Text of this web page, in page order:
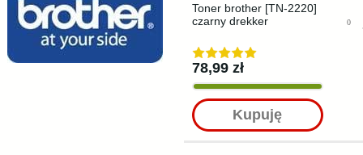
Toner brother [TN-2220]
czarny drekker
78,99 zł
Kupuję
0